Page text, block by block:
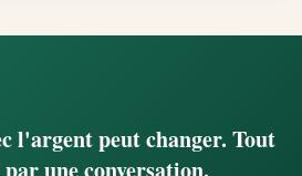
l'argent peut changer. Tout